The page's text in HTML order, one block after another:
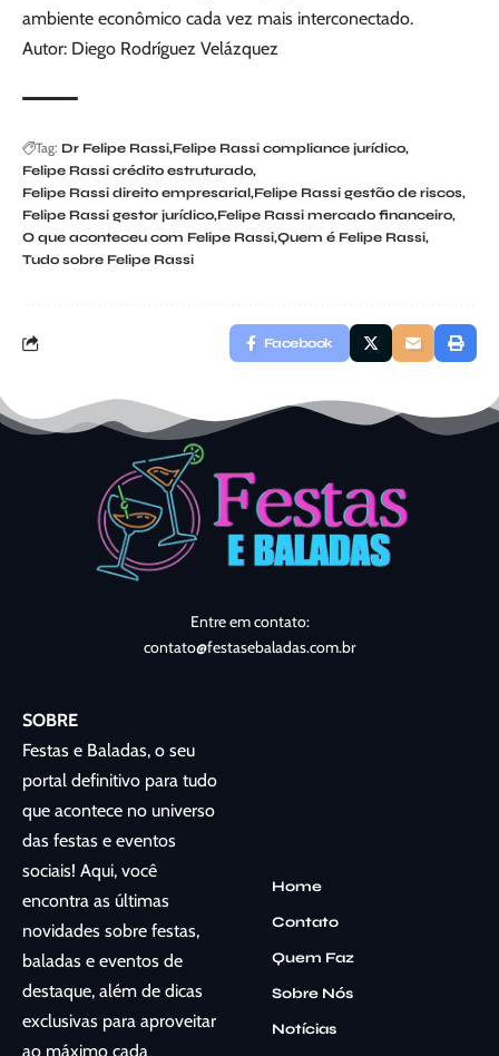
ambiente econômico cada vez mais interconectado.
Autor: Diego Rodríguez Velázquez
Tag: Dr Felipe Rassi Felipe Rassi compliance jurídico
Felipe Rassi crédito estruturado
Felipe Rassi direito empresarial Felipe Rassi gestão de riscos
Felipe Rassi gestor jurídico Felipe Rassi mercado financeiro
O que aconteceu com Felipe Rassi Quem é Felipe Rassi
Tudo sobre Felipe Rassi
Facebook
Entre em contato:
contato@festasebaladas.com.br
SOBRE
Festas e Baladas, o seu
portal definitivo para tudo
que acontece no universo
das festas e eventos
sociais! Aqui, você
encontra as últimas
novidades sobre festas,
baladas e eventos de
destaque, além de dicas
exclusivas para aproveitar
ao máximo cada
Home
Contato
Quem Faz
Sobre Nós
Notícias